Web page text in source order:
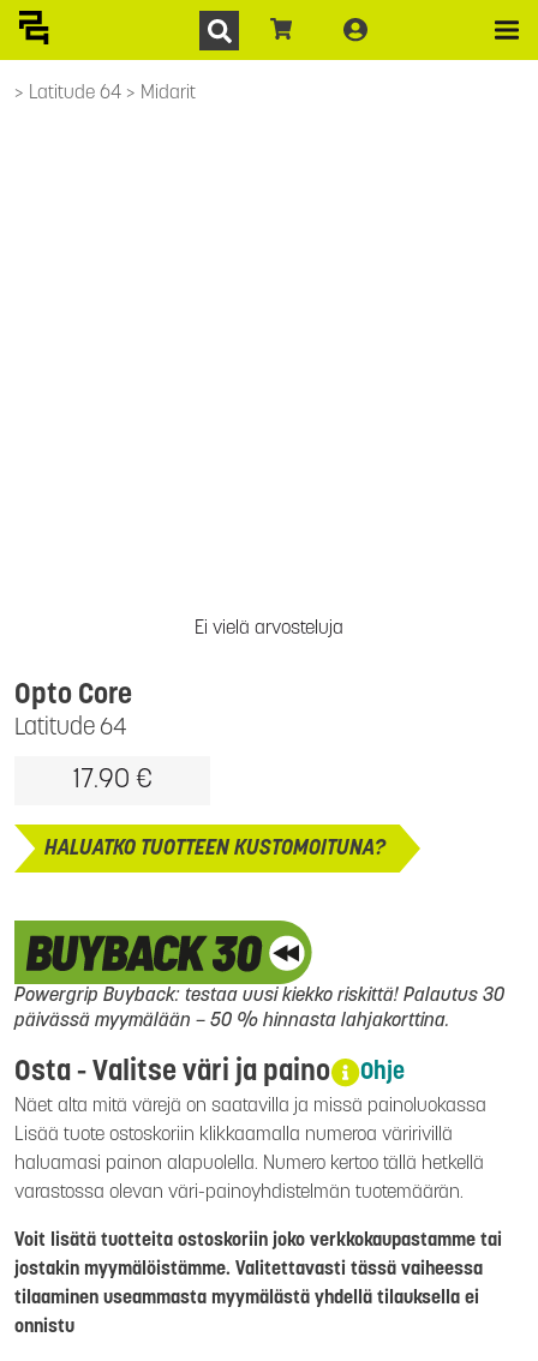
Latitude 64 Midarit
Ei vielä arvosteluja
Latitude 64
Opto Core
17.90 €
HALUATKO TUOTTEEN KUSTOMOITUNA?
Powergrip Buyback: testaa uusi kiekko riskittä! Palautus 30
päivässä myymälään – 50 % hinnasta lahjakorttina.
Osta - Valitse väri ja paino Ohje
Näet alta mitä värejä on saatavilla ja missä painoluokassa
Lisää tuote ostoskoriin klikkaamalla numeroa väririvillä
haluamasi painon alapuolella. Numero kertoo tällä hetkellä
varastossa olevan väri-painoyhdistelmän tuotemäärän.
Voit lisätä tuotteita ostoskoriin joko verkkokaupastamme tai
jostakin myymälöistämme. Valitettavasti tässä vaiheessa
tilaaminen useammasta myymälästä yhdellä tilauksella ei
onnistu